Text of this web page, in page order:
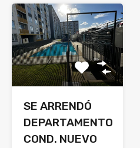
SE ARRENDÓ
DEPARTAMENTO
COND. NUEVO